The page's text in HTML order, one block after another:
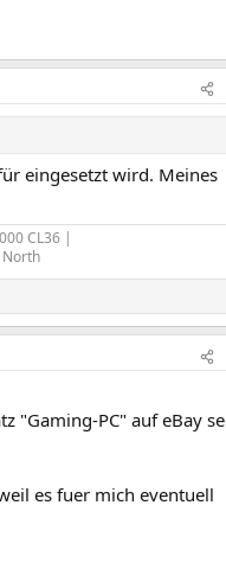
eingesetzt wird. Meines
CL36 |
North
"Gaming-PC" auf eBay
es fuer mich eventuell